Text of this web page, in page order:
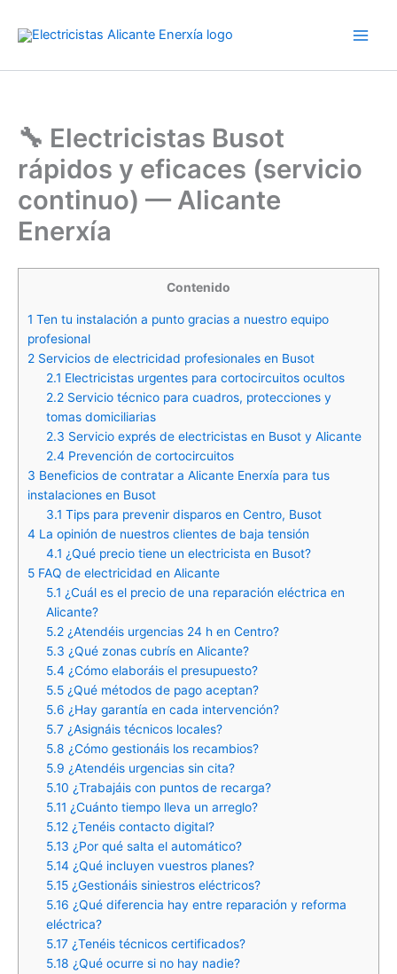
🔧 Electricistas Busot
rápidos y eficaces (servicio
continuo) — Alicante
Enerxía
Contenido
1 Ten tu instalación a punto gracias a nuestro equipo
profesional
2 Servicios de electricidad profesionales en Busot
2.1 Electricistas urgentes para cortocircuitos ocultos
2.2Servicio técnico para cuadros, protecciones y
tomas domiciliarias
2.3 Servicio exprés de electricistas en Busot y Alicante
2.4 Prevención de cortocircuitos
3 Beneficios de contratar a Alicante Enerxía para tus
instalaciones en Busot
3.1 Tips para prevenir disparos en Centro, Busot
4 La opinión de nuestros clientes de baja tensión
4.1 ¿Qué precio tiene un electricista en Busot?
5 FAQ de electricidad en Alicante
5.1 ¿Cuál es el precio de una reparación eléctrica en
Alicante?
5.2¿Atendéis urgencias 24 h en Centro?
5.3 ¿Qué zonas cubrís en Alicante?
5.4 ¿Cómo elaboráis el presupuesto?
5.5¿Qué métodos de pago aceptan?
5.6 ¿Hay garantía en cada intervención?
5.7¿Asignáis técnicos locales?
5.8 ¿Cómo gestionáis los recambios?
5.9 ¿Atendéis urgencias sin cita?
5.10 ¿Trabajáis con puntos de recarga?
5.11 ¿Cuánto tiempo lleva un arreglo?
5.12¿Tenéis contacto digital?
5.13 ¿Por qué salta el automático?
5.14 ¿Qué incluyen vuestros planes?
5.15¿Gestionáis siniestros eléctricos?
5.16 ¿Qué diferencia hay entre reparación y reforma
eléctrica?
5.17¿Tenéis técnicos certificados?
5.18 ¿Qué ocurre si no hay nadie?